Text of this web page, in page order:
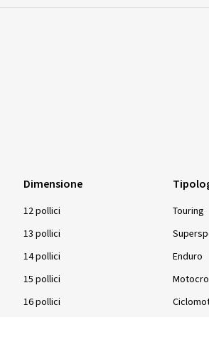
Dimensione
12 pollici
13 pollici
14 pollici
15 pollici
16 pollici
Touring
Enduro